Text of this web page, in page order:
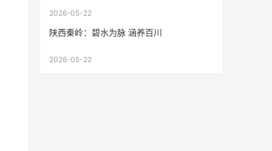
2026-05-22
陕西秦岭：碧水为脉 涵养百川
2026-05-22